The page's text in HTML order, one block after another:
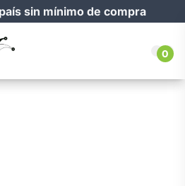
sin mínimo de compra
0